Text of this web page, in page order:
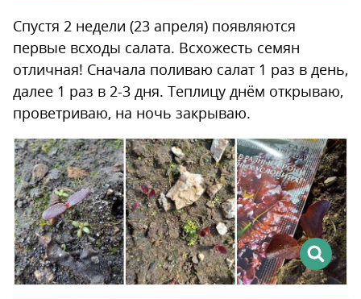
Спустя 2 недели (23 апреля) появляются
первые всходы салата. Всхожесть семян
отличная! Сначала поливаю салат 1 раз в день,
далее 1 раз в 2-3 дня. Теплицу днём открываю,
проветриваю, на ночь закрываю.